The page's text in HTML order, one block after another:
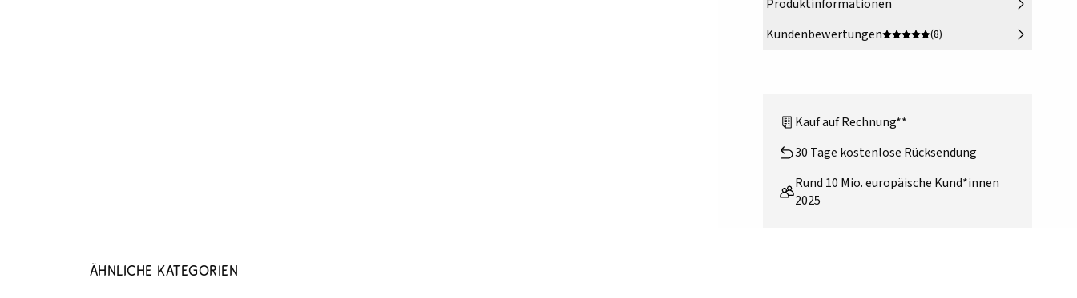
Produktinformationen
Kundenbewertungen
(8)
Kauf auf Rechnung**
30 Tage kostenlose Rücksendung
Rund 10 Mio. europäische Kund*innen
2025
Ähnliche Kategorien